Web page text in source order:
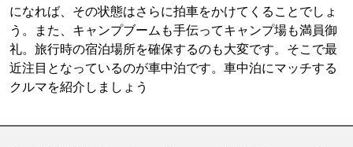
になれば、その状態はさらに拍車をかけてくることでしょ
う。また、キャンプブームも手伝ってキャンプ場も満員御
礼。旅行時の宿泊場所を確保するのも大変です。そこで最
近注目となっているのが車中泊です。車中泊にマッチする
クルマを紹介しましょう